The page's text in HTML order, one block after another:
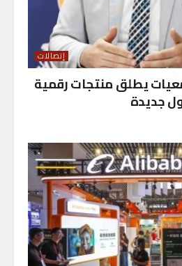
إتصالات
يطلق منتجات رقمية
جديدة